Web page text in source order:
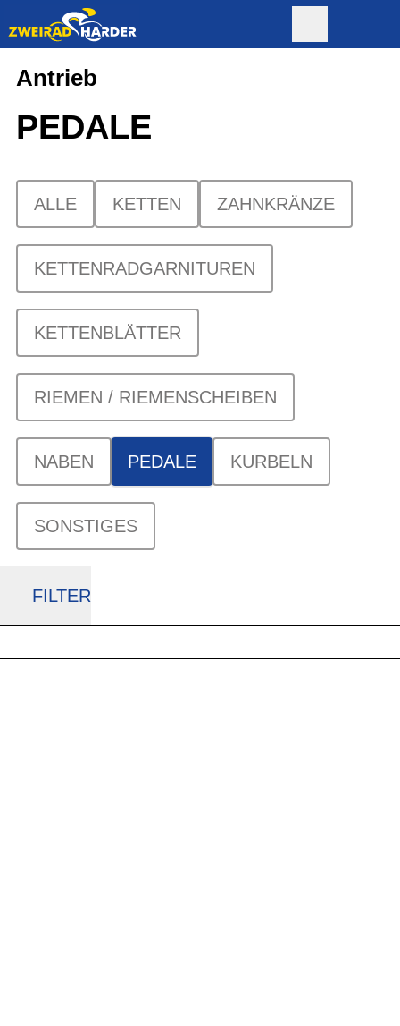
Antrieb
PEDALE
ALLE KETTEN ZAHNKRÄNZE
KETTENRADGARNITUREN
KETTENBLÄTTER
RIEMEN / RIEMENSCHEIBEN
NABEN PEDALE KURBELN
SONSTIGES
FILTER